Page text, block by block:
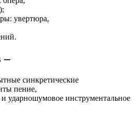
увертюра,
–
синкретические
пение,
ударношумовое инструментальное